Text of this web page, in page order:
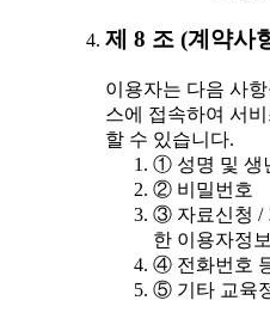
제 8 조 (계약사
이용자는 다음 사
스에 접속하여 서
할 수 있습니다.
① 성명 및 생
② 비밀번호
③ 자료신청 /
한 이용자정보
④ 전화번호
⑤ 기타 교육